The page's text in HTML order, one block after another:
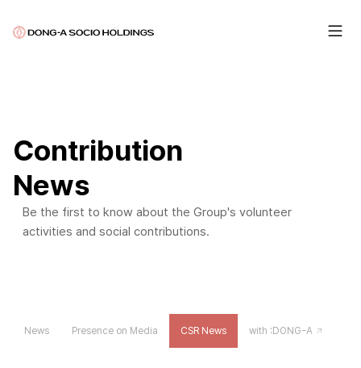
Contribution
News
Be the first to know about the Group's volunteer
activities and social contributions.
News Presence on Media CSR News with :DONG-A